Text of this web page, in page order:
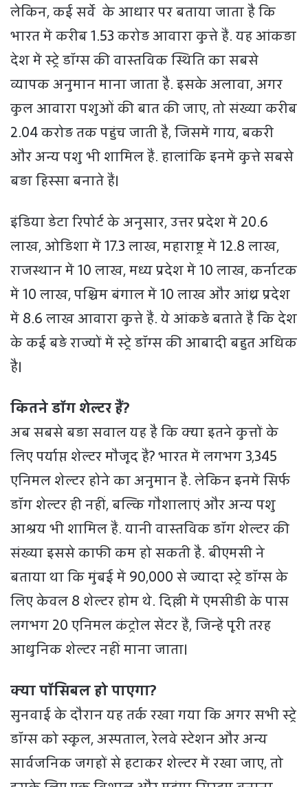
लेकिन, कई सर्वे के आधार पर बताया जाता है कि
भारत में करीब 1.53 करोड़ आवारा कुत्ते हैं. यह आंकड़ा
देश में स्ट्रे डॉग्स की वास्तविक स्थिति का सबसे
व्यापक अनुमान माना जाता है. इसके अलावा, अगर
कुल आवारा पशुओं की बात की जाए, तो संख्या करीब
2.04 करोड़ तक पहुंच जाती है, जिसमें गाय, बकरी
और अन्य पशु भी शामिल हैं. हालांकि इनमें कुत्ते सबसे
बड़ा हिस्सा बनाते हैं।
इंडिया डेटा रिपोर्ट के अनुसार, उत्तर प्रदेश में 20.6
लाख, ओडिशा में 17.3 लाख, महाराष्ट्र में 12.8 लाख,
राजस्थान में 10 लाख, मध्य प्रदेश में 10 लाख, कर्नाटक
में 10 लाख, पश्चिम बंगाल में 10 लाख और आंध्र प्रदेश
में 8.6 लाख आवारा कुत्ते हैं. ये आंकड़े बताते हैं कि देश
के कई बड़े राज्यों में स्ट्रे डॉग्स की आबादी बहुत अधिक
है।
कितने डॉग शेल्टर हैं?
अब सबसे बड़ा सवाल यह है कि क्या इतने कुत्तों के
लिए पर्याप्त शेल्टर मौजूद हैं? भारत में लगभग 3,345
एनिमल शेल्टर होने का अनुमान है. लेकिन इनमें सिर्फ
डॉग शेल्टर ही नहीं, बल्कि गौशालाएं और अन्य पशु
आश्रय भी शामिल हैं. यानी वास्तविक डॉग शेल्टर की
संख्या इससे काफी कम हो सकती है. बीएमसी ने
बताया था कि मुंबई में 90,000 से ज्यादा स्ट्रे डॉग्स के
लिए केवल 8 शेल्टर होम थे. दिल्ली में एमसीडी के पास
लगभग 20 एनिमल कंट्रोल सेंटर हैं, जिन्हें पूरी तरह
आधुनिक शेल्टर नहीं माना जाता।
क्या पॉसिबल हो पाएगा?
सुनवाई के दौरान यह तर्क रखा गया कि अगर सभी स्ट्रे
डॉग्स को स्कूल, अस्पताल, रेलवे स्टेशन और अन्य
सार्वजनिक जगहों से हटाकर शेल्टर में रखा जाए, तो